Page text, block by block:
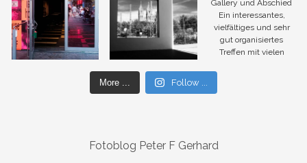
More ... Follow ...
Fotoblog Peter F Gerhard